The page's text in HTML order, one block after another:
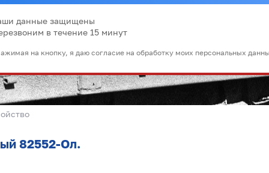
данные защищены
в течение 15 минут
на кнопку, я даю согласие на обработку моих персональных
82552-Ол.